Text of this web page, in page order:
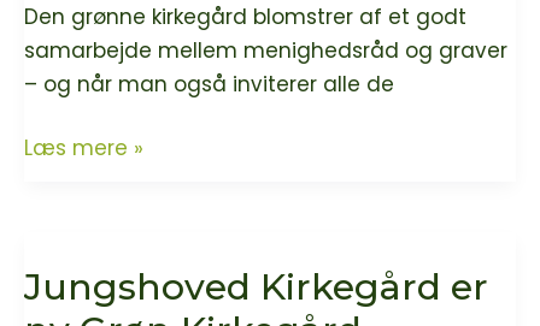
Den grønne kirkegård blomstrer af et godt
samarbejde mellem menighedsråd og graver
– og når man også inviterer alle de
Sønder
ny
Læs mere »
Jungshoved Kirkegård er